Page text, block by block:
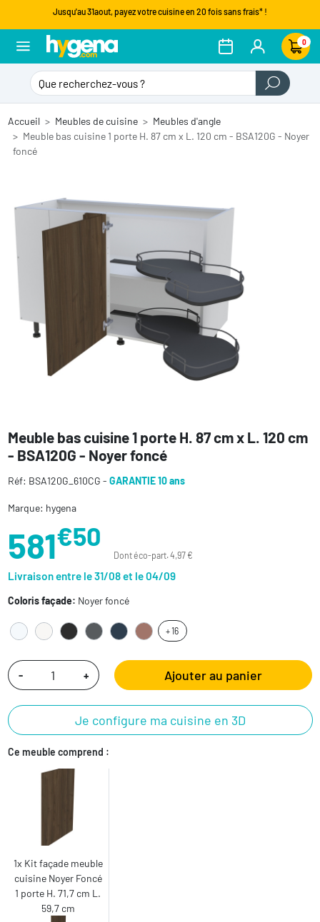
Jusqu'au 31aout, payez votre cuisine en 20 fois sans frais* !
0
Accueil Meubles de cuisine
Meubles d'angle
Meuble bas cuisine 1 porte H. 87 cm x L. 120 cm - BSA120G - Noyer
foncé
Meuble bas cuisine 1 porte H. 87 cm x L. 120 cm
- BSA120G - Noyer foncé
Réf: BSA120G_610CG - GARANTIE 10 ans
Marque: hygena
581€50
Dont éco-part. 4,97 €
Livraison entre le 31/08 et le 04/09
Coloris façade: Noyer foncé
+ 16
- + Ajouter au panier
Je configure ma cuisine en 3D
Ce meuble comprend :
1x Kit façade meuble
cuisine Noyer Foncé
1 porte H. 71,7 cm L.
59,7 cm